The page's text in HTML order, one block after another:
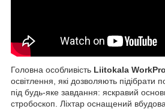
Головна особливість Liitokala
освітлення, які дозволяють підібрати
під будь-яке завдання: яскравий
стробоскоп. Ліхтар оснащений